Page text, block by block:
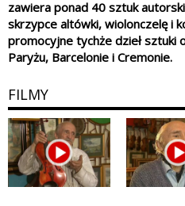
zawiera ponad 40 sztuk
skrzypce altówki, wiolonczelę i
promocyjne tychże dzieł sztuki
Paryżu, Barcelonie i Cremonie.
FILMY